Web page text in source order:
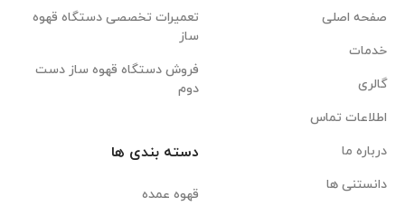
صفحه اصلی
خدمات
گالری
اطلاعات تماس
درباره ما
دانستنی ها
تعمیرات تخصصی دستگاه قهوه
ساز
فروش دستگاه قهوه ساز دست
دوم
دسته بندی ها
قهوه عمده